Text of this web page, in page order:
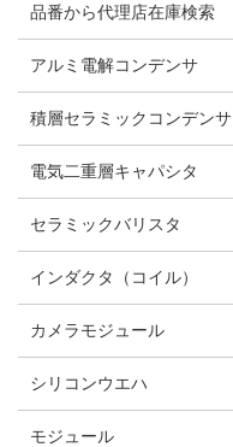
品番から代理店在庫検索
アルミ電解コンデンサ
積層セラミックコンデンサ
電気二重層キャパシタ
セラミックバリスタ
インダクタ（コイル）
カメラモジュール
シリコンウエハ
モジュール